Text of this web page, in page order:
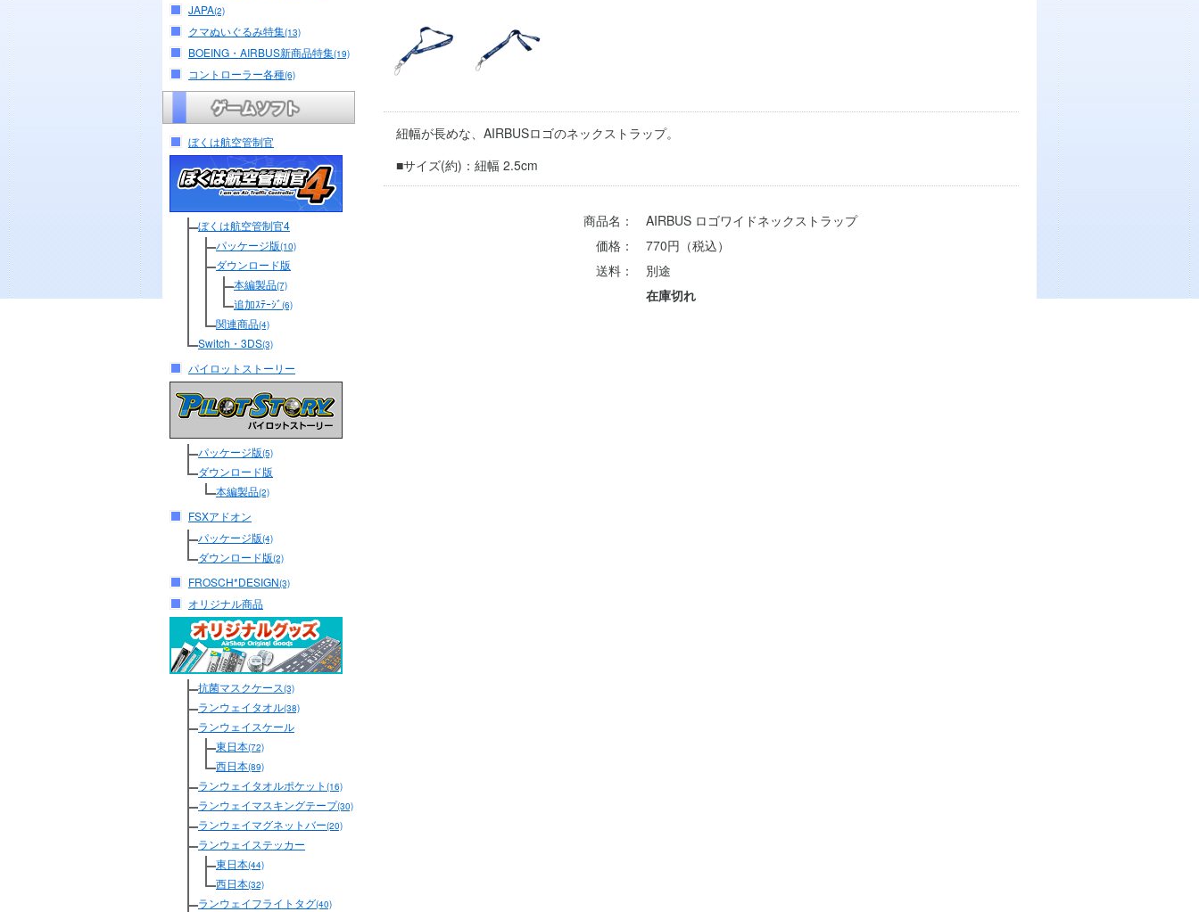
JAPA(2)
クマぬいぐるみ特集(13)
BOEING・AIRBUS新商品特集(19)
コントローラー各種(6)
ぼくは航空管制官
ぼくは航空管制官4
パッケージ版(10)
ダウンロード版
本編製品(7)
追加ｽﾃｰｼﾞ(6)
関連商品(4)
Switch・3DS(3)
パイロットストーリー
パッケージ版(5)
ダウンロード版
本編製品(2)
FSXアドオン
パッケージ版(4)
ダウンロード版(2)
FROSCH*DESIGN(3)
オリジナル商品
抗菌マスクケース(3)
ランウェイタオル(38)
ランウェイスケール
東日本(72)
西日本(89)
ランウェイタオルポケット (16)
ランウェイマスキングテープ(30)
ランウェイマグネットバー(20)
ランウェイステッカー
東日本(44)
西日本(32)
ランウェイフライトタグ(40)
紐幅が長めな、AIRBUSロゴのネックストラップ。
■サイズ(約)：紐幅 2.5cm
商品名：
AIRBUS ロゴワイドネックストラップ
価格：
770円（税込）
送料：
別途
在庫切れ